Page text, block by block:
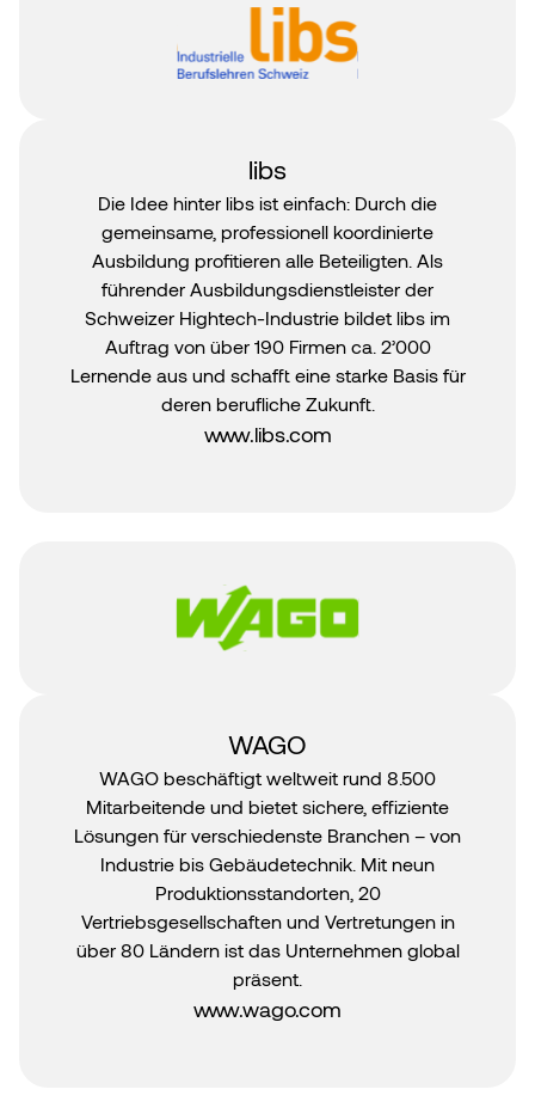
libs
Die Idee hinter libs ist einfach: Durch die
gemeinsame, professionell koordinierte
Ausbildung profitieren alle Beteiligten. Als
führender Ausbildungsdienstleister der
Schweizer Hightech-Industrie bildet libs im
Auftrag von über 190 Firmen ca. 2’000
Lernende aus und schafft eine starke Basis für
deren berufliche Zukunft.
www.libs.com
WAGO
WAGO beschäftigt weltweit rund 8.500
Mitarbeitende und bietet sichere, effiziente
Lösungen für verschiedenste Branchen – von
Industrie bis Gebäudetechnik. Mit neun
Produktionsstandorten, 20
Vertriebsgesellschaften und Vertretungen in
über 80 Ländern ist das Unternehmen global
präsent.
www.wago.com